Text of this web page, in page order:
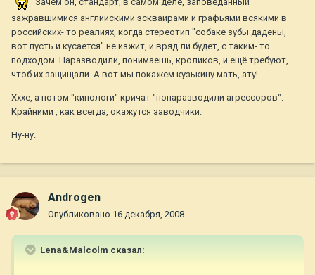
зажравшимися английскими эсквайрами и графьями всякими в
российских- то реалиях, когда стереотип "собаке зубы дадены,
вот пусть и кусается" не изжит, и вряд ли будет, с таким- то
подходом. Наразводили, понимаешь, кроликов, и ещё требуют,
чтоб их защищали. А вот мы покажем кузькину мать, ату!
Хххе, а потом "кинологи" кричат "понаразводили агрессоров".
Крайними , как всегда, окажутся заводчики.
Ну-ну.
Androgen
Опубликовано 16 декабря, 2008
Lena&Malcolm сказал: